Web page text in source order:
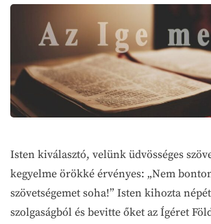
Isten kiválasztó, velünk üdvösséges
kegyelme örökké érvényes: „Nem
szövetségemet soha!” Isten kihozta
szolgaságból és bevitte őket az Ígéret